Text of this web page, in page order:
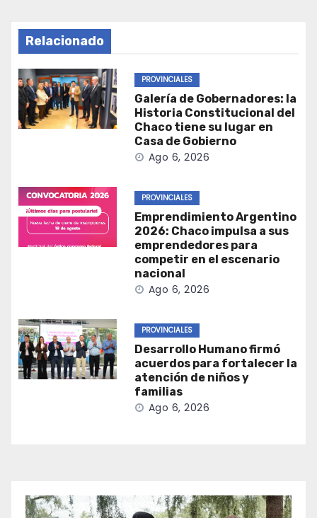
Relacionado
PROVINCIALES
Galería de Gobernadores: la
Historia Constitucional del
Chaco tiene su lugar en
Casa de Gobierno
Ago 6, 2026
PROVINCIALES
Emprendimiento Argentino
2026: Chaco impulsa a sus
emprendedores para
competir en el escenario
nacional
Ago 6, 2026
PROVINCIALES
Desarrollo Humano firmó
acuerdos para fortalecer la
atención de niños y
familias
Ago 6, 2026